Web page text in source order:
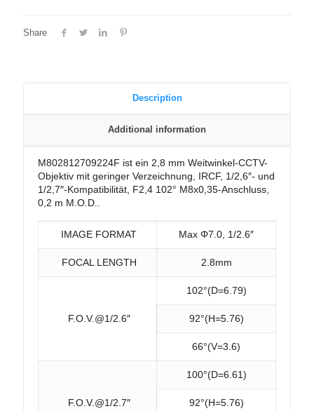
Share
Description
Additional information
M802812709224F ist ein 2,8 mm Weitwinkel-CCTV-
Objektiv mit geringer Verzeichnung, IRCF, 1/2,6″- und
1/2,7″-Kompatibilität, F2,4 102° M8x0,35-Anschluss,
0,2 m M.O.D..
IMAGE FORMAT Max Φ7.0, 1/2.6″
FOCAL LENGTH 2.8mm
F.O.V.@1/2.6″
102°(D=6.79)
92°(H=5.76)
66°(V=3.6)
F.O.V.@1/2.7″
100°(D=6.61)
92°(H=5.76)